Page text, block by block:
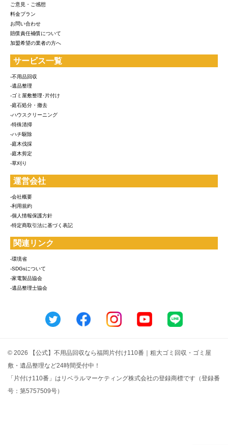
ご意見・ご感想
料金プラン
お問い合わせ
賠償責任補償について
加盟希望の業者の方へ
サービス一覧
-不用品回収
-遺品整理
-ゴミ屋敷整理･片付け
-庭石処分・撤去
-ハウスクリーニング
-特殊清掃
-ハチ駆除
-庭木伐採
-庭木剪定
-草刈り
運営会社
-会社概要
-利用規約
-個人情報保護方針
-特定商取引法に基づく表記
関連リンク
-環境省
-SDGsについて
-家電製品協会
-遺品整理士協会
© 2026 【公式】不用品回収なら福岡片付け110番｜粗大ゴミ回収・ゴミ屋
敷・遺品整理など24時間受付中！
「片付け110番」はリベラルマーケティング株式会社の登録商標です（登録番
号：第5757509号）